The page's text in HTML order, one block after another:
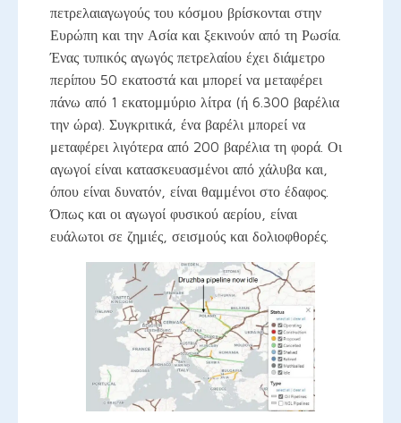
πετρελαιαγωγούς του κόσμου βρίσκονται στην
Ευρώπη και την Ασία και ξεκινούν από τη Ρωσία.
Ένας τυπικός αγωγός πετρελαίου έχει διάμετρο
περίπου 50 εκατοστά και μπορεί να μεταφέρει
πάνω από 1 εκατομμύριο λίτρα (ή 6.300 βαρέλια
την ώρα). Συγκριτικά, ένα βαρέλι μπορεί να
μεταφέρει λιγότερα από 200 βαρέλια τη φορά. Οι
αγωγοί είναι κατασκευασμένοι από χάλυβα και,
όπου είναι δυνατόν, είναι θαμμένοι στο έδαφος.
Όπως και οι αγωγοί φυσικού αερίου, είναι
ευάλωτοι σε ζημιές, σεισμούς και δολιοφθορές.